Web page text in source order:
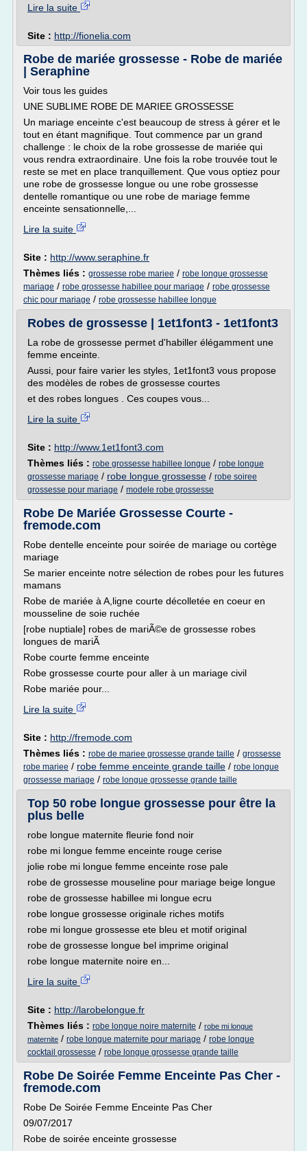
Lire la suite
Site : http://fionelia.com
Robe de mariée grossesse - Robe de mariée
| Seraphine
Voir tous les guides
UNE SUBLIME ROBE DE MARIEE GROSSESSE
Un mariage enceinte c'est beaucoup de stress à gérer et le
tout en étant magnifique. Tout commence par un grand
challenge : le choix de la robe grossesse de mariée qui
vous rendra extraordinaire. Une fois la robe trouvée tout le
reste se met en place tranquillement. Que vous optiez pour
une robe de grossesse longue ou une robe grossesse
dentelle romantique ou une robe de mariage femme
enceinte sensationnelle,...
Lire la suite
Site : http://www.seraphine.fr
Thèmes liés : grossesse robe mariee / robe longue grossesse
mariage / robe grossesse habillee pour mariage / robe grossesse
chic pour mariage / robe grossesse habillee longue
Robes de grossesse | 1et1font3 - 1et1font3
La robe de grossesse permet d'habiller élégamment une
femme enceinte.
Aussi, pour faire varier les styles, 1et1font3 vous propose
des modèles de robes de grossesse courtes
et des robes longues . Ces coupes vous...
Lire la suite
Site : http://www.1et1font3.com
Thèmes liés : robe grossesse habillee longue / robe longue
grossesse mariage / robe longue grossesse / robe soiree
grossesse pour mariage / modele robe grossesse
Robe De Mariée Grossesse Courte -
fremode.com
Robe dentelle enceinte pour soirée de mariage ou cortège
mariage
Se marier enceinte notre sélection de robes pour les futures
mamans
Robe de mariée à A,ligne courte décolletée en coeur en
mousseline de soie ruchée
[robe nuptiale] robes de mariÃ©e de grossesse robes
longues de mariÃ
Robe courte femme enceinte
Robe grossesse courte pour aller à un mariage civil
Robe mariée pour...
Lire la suite
Site : http://fremode.com
Thèmes liés : robe de mariee grossesse grande taille / grossesse
robe mariee / robe femme enceinte grande taille / robe longue
grossesse mariage / robe longue grossesse grande taille
Top 50 robe longue grossesse pour être la
plus belle
robe longue maternite fleurie fond noir
robe mi longue femme enceinte rouge cerise
jolie robe mi longue femme enceinte rose pale
robe de grossesse mouseline pour mariage beige longue
robe de grossesse habillee mi longue ecru
robe longue grossesse originale riches motifs
robe mi longue grossesse ete bleu et motif original
robe de grossesse longue bel imprime original
robe longue maternite noire en...
Lire la suite
Site : http://larobelongue.fr
Thèmes liés : robe longue noire maternite / robe mi longue
maternite / robe longue maternite pour mariage / robe longue
cocktail grossesse / robe longue grossesse grande taille
Robe De Soirée Femme Enceinte Pas Cher -
fremode.com
Robe De Soirée Femme Enceinte Pas Cher
09/07/2017
Robe de soirée enceinte grossesse